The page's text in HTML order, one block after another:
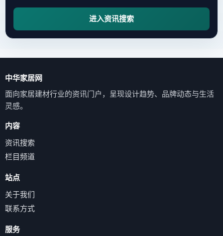
进入资讯搜索
中华家居网
面向家居建材行业的资讯门户，呈现设计趋势、品牌动态与生活
灵感。
内容
资讯搜索
栏目频道
站点
关于我们
联系方式
服务